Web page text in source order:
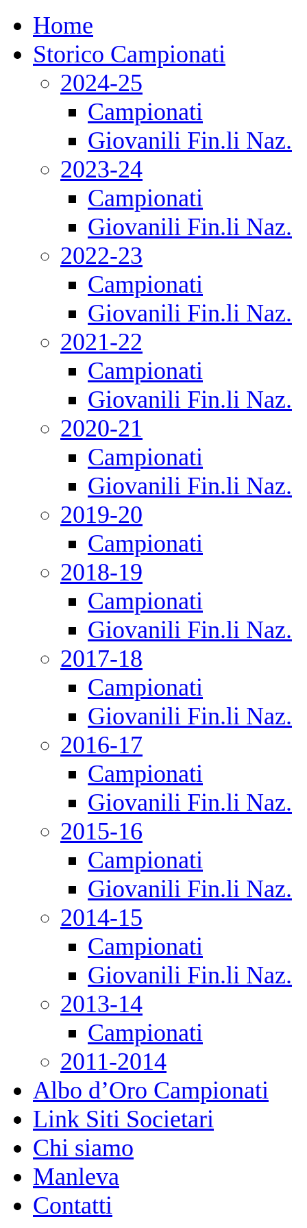
Home
Storico Campionati
2024-25
Campionati
Giovanili Fin.li Naz.
2023-24
Campionati
Giovanili Fin.li Naz.
2022-23
Campionati
Giovanili Fin.li Naz.
2021-22
Campionati
Giovanili Fin.li Naz.
2020-21
Campionati
Giovanili Fin.li Naz.
2019-20
Campionati
2018-19
Campionati
Giovanili Fin.li Naz.
2017-18
Campionati
Giovanili Fin.li Naz.
2016-17
Campionati
Giovanili Fin.li Naz.
2015-16
Campionati
Giovanili Fin.li Naz.
2014-15
Campionati
Giovanili Fin.li Naz.
2013-14
Campionati
2011-2014
Albo d’Oro Campionati
Link Siti Societari
Chi siamo
Manleva
Contatti